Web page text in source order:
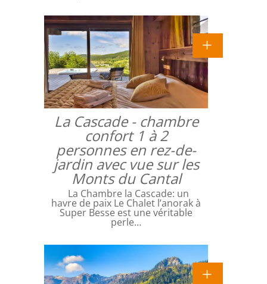
La Cascade - chambre
confort 1 à 2
personnes en rez-de-
jardin avec vue sur les
Monts du Cantal
La Chambre la Cascade: un
havre de paix Le Chalet l’anorak à
Super Besse est une véritable
perle…